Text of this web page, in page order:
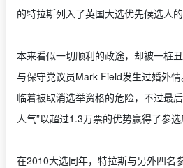
的特拉斯列入了英国大选优先候选人的
本来看似一切顺利的政途，却被一桩
与保守党议员Mark Field发生过婚外
临着被取消选举资格的危险，不过最
人气”以超过1.3万票的优势赢得了参选
在2010大选同年，特拉斯与另外四名